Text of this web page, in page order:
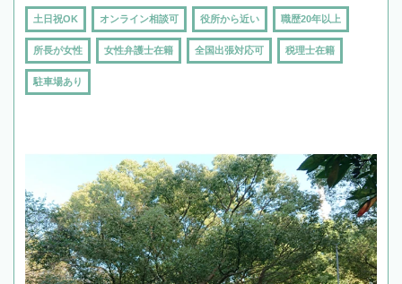
土日祝OK オンライン相談可 役所から近い 職歴20年以上
所長が女性 女性弁護士在籍 全国出張対応可 税理士在籍
駐車場あり